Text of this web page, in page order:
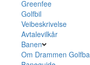
Greenfee
Golfbil
Veibeskrivelse
Avtalevilkår
Banen
Om Drammen